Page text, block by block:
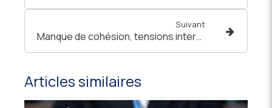
Suivant
Manque de cohésion, tensions internes, communication qui dérape : quand l’organisation ne tourne plus rond
Articles similaires